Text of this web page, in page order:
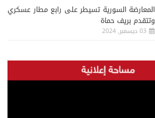
المعارضة السورية تسيطر على رابع مطار عسكري
وتتقدم بريف حماة
03 ديسمبر, 2024